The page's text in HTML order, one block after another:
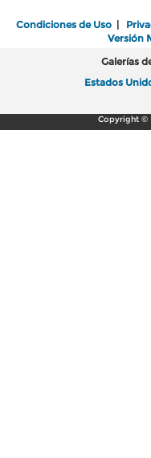
Condiciones de Uso |
Versión
Galerías
Estados
Copyright ©